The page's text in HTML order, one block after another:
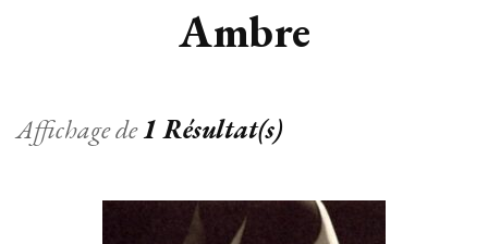
Ambre
Affichage de1 Résultat(s)